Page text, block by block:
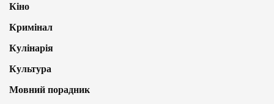
Кіно
Кримінал
Кулінарія
Культура
Мовний порадник